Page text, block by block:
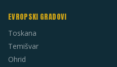
EVROPSKI GRADOVI
Toskana
Temišvar
Ohrid